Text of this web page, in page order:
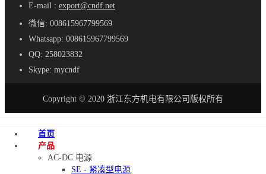
首页
产品
AC-DC 电源
SE - 紧凑型电源
E-mail : export@cndf.net
微信: 008615967799569
Whatsapp: 008615967799569
QQ: 258023832
Skype: mycndf
Copyright © 2020 浙江东方机电有限公司版权所有